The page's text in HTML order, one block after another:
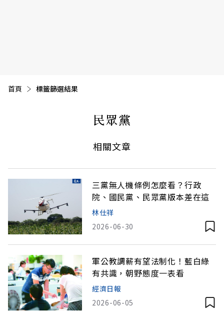
首頁 目前頁面：
標籤篩選結果
民眾黨
相關文章
三黨無人機條例怎麼看？行政
院、國民黨、民眾黨版本差在這
林仕祥
2026-06-30
軍公教調薪有望法制化！藍白綠
有共識，朝野態度一表看
經濟日報
2026-06-05